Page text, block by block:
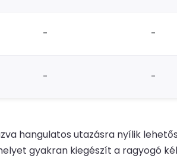
- -
- -
hangulatos utazásra nyílik
gyakran kiegészít a ragyogó